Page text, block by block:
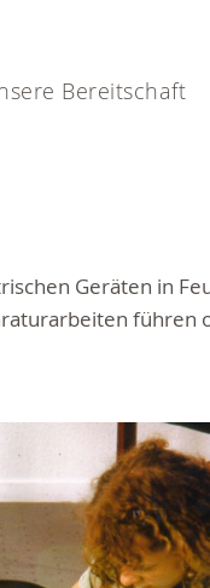
Bereitschaft
Geräten in
führen